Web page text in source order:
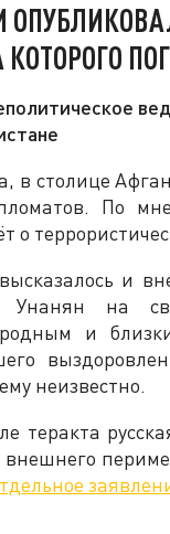
КОТОРОГО
в столице
По
о
и
Унанян на
родным и
неизвестно.
теракта